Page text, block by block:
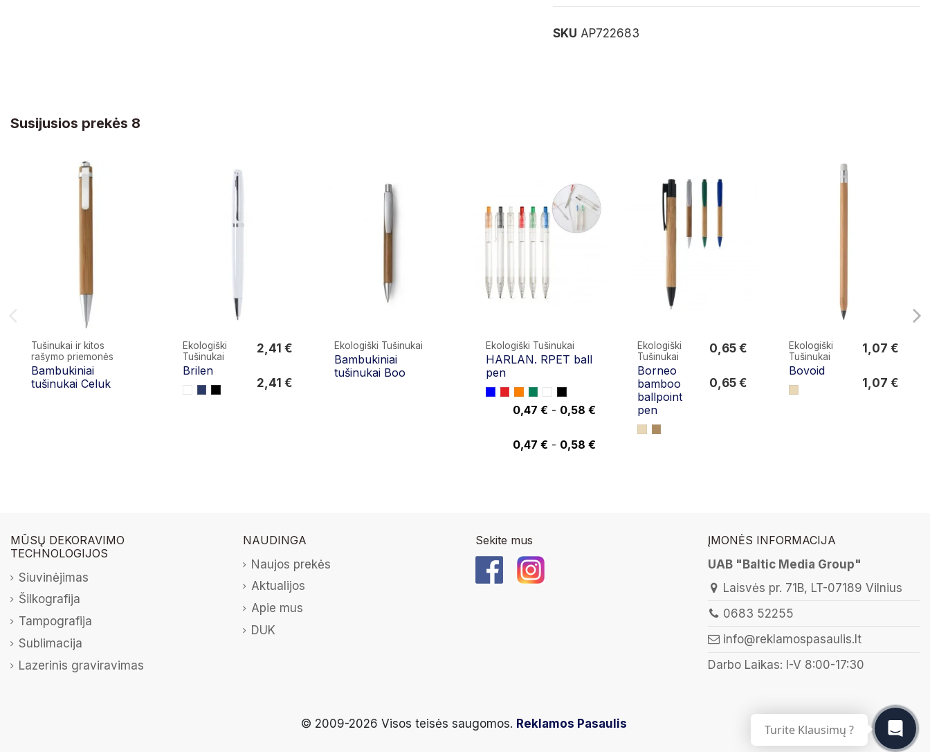
SKU AP722683
Susijusios prekės 8
Tušinukai ir kitos
rašymo priemonės
Bambukiniai
tušinukai Celuk
Ekologiški
Tušinukai
Brilen
2,41 €
2,41 €
Ekologiški Tušinukai
Bambukiniai
tušinukai Boo
Ekologiški Tušinukai
HARLAN. RPET ball
pen
0,47 € - 0,58 €
0,47 € - 0,58 €
Ekologiški
Tušinukai
Borneo
bamboo
ballpoint
pen
0,65 €
0,65 €
Ekologiški
Tušinukai
Bovoid
1,07 €
1,07 €
MŪSŲ DEKORAVIMO
TECHNOLOGIJOS
Siuvinėjimas
Šilkografija
Tampografija
Sublimacija
Lazerinis graviravimas
NAUDINGA
Naujos prekės
Aktualijos
Apie mus
DUK
Sekite mus
ĮMONĖS INFORMACIJA
UAB "Baltic Media Group"
Laisvės pr. 71B, LT-07189 Vilnius
0683 52255
info@reklamospasaulis.lt
Darbo Laikas: I-V 8:00-17:30
© 2009-2026 Visos teisės saugomos. Reklamos Pasaulis Turite Klausimų ?